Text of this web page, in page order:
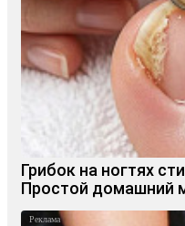
Грибок на ногтях
Простой домашний